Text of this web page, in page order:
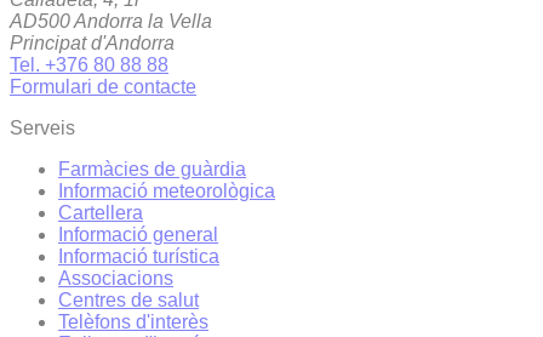
AD500 Andorra la Vella
Principat d'Andorra
Tel. +376 80 88 88
Formulari de contacte
Serveis
Farmàcies de guàrdia
Informació meteorològica
Cartellera
Informació general
Informació turística
Associacions
Centres de salut
Telèfons d'interès